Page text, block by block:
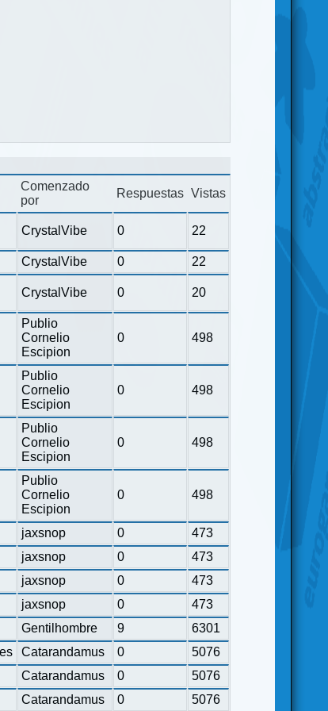
Comenzado
por
Respuestas Vistas
CrystalVibe 0 22
CrystalVibe 0 22
CrystalVibe 0 20
Publio
Cornelio
Escipion
0 498
Publio
Cornelio
Escipion
0 498
Publio
Cornelio
Escipion
0 498
Publio
Cornelio
Escipion
0 498
jaxsnop 0
473
jaxsnop 0
473
jaxsnop 0
473
jaxsnop 0
473
Gentilhombre 9
6301
Catarandamus 0
5076
Catarandamus 0
5076
Catarandamus 0 5076